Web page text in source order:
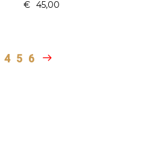
€ 45,00
4 5 6